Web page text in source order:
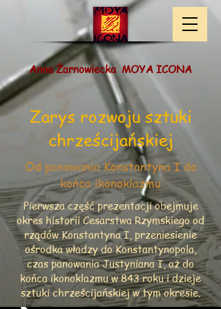
​ Anna Żarnowiecka​ MOYA ICONA
Zarys rozwoju sztuki
chrześcijańskiej
Od panowania Konstantyna I do
końca ikonoklazmu
Pierwsza część prezentacji obejmuje
okres historii Cesarstwa Rzymskiego od
rządów Konstantyna I, przeniesienie
ośrodka władzy do Konstantynopola,
czas panowania Justyniana I, aż do
końca ikonoklazmu w 843 roku i dzieje
sztuki chrześcijańskiej w tym okresie.